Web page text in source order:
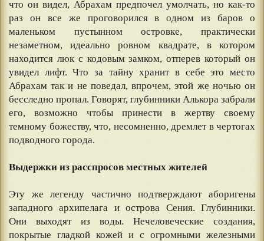
что он видел, Абрахам предпочел умолчать, но как-то
раз он все же проговорился в одном из баров о
маленьком пустынном островке, практически
незаметном, идеально ровном квадрате, в котором
находится люк с кодовым замком, отперев который он
увидел лифт. Что за тайну хранит в себе это место
Абрахам так и не поведал, впрочем, этой же ночью он
бесследно пропал. Говорят, глубинники Алькора забрали
его, возможно чтобы принести в жертву своему
темному божеству, что, несомненно, дремлет в чертогах
подводного города.
Выдержки из расспросов местных жителей
Эту же легенду частично подтверждают аборигены
западного архипелага и острова Сения. Глубинники.
Они выходят из воды. Нечеловеческие создания,
покрытые гладкой кожей и с огромными железными